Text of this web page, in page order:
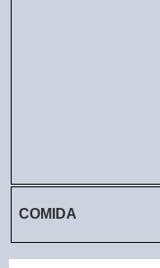
COMIDA